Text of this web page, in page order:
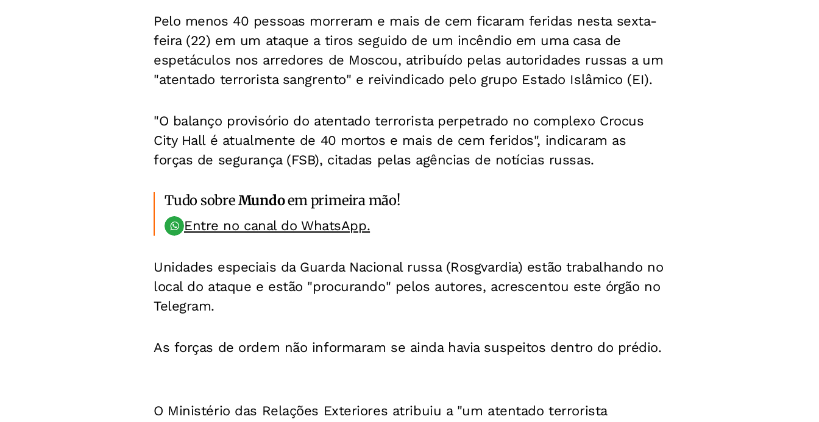
Pelo menos 40 pessoas morreram e mais de cem ficaram feridas nesta sexta-
feira (22) em um ataque a tiros seguido de um incêndio em uma casa de
espetáculos nos arredores de Moscou, atribuído pelas autoridades russas a um
"atentado terrorista sangrento" e reivindicado pelo grupo Estado Islâmico (EI).
"O balanço provisório do atentado terrorista perpetrado no complexo Crocus
City Hall é atualmente de 40 mortos e mais de cem feridos", indicaram as
forças de segurança (FSB), citadas pelas agências de notícias russas.
Tudo sobreMundoem primeira mão!
Entre no canal do WhatsApp.
Unidades especiais da Guarda Nacional russa (Rosgvardia) estão trabalhando no
local do ataque e estão "procurando" pelos autores, acrescentou este órgão no
Telegram.
As forças de ordem não informaram se ainda havia suspeitos dentro do prédio.
O Ministério das Relações Exteriores atribuiu a "um atentado terrorista